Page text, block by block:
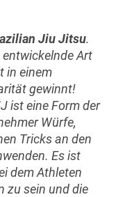
Jiu Jitsu.
Art
in einem
gewinnt!
ist eine Form der
Würfe,
Tricks an den
Es ist
dem Athleten
zu sein und die